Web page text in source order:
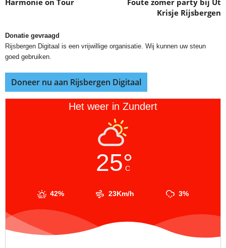
Krisje Rijsbergen
Donatie gevraagd
Rijsbergen Digitaal is een vrijwillige organisatie. Wij kunnen uw steun
goed gebruiken.
Doneer nu aan Rijsbergen Digitaal
Het weer in Zundert
25°
C
42% 23Km/h 3%